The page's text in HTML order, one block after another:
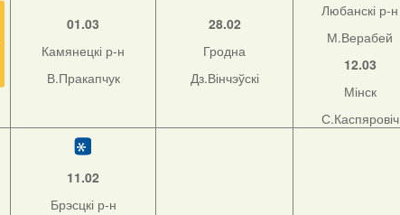
01.03
Камянецкі р-н
В.Пракапчук
28.02
Гродна
Дз.Вінчэўскі
Любанскі р-н
М.Верабей
12.03
Мінск
С.Каспяровіч
11.02
Брэсцкі р-н